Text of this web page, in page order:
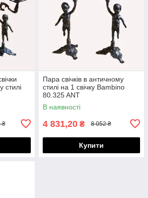
стилі
₴
Пара свічків в античному
стилі на 1 свічку Bambino
80.325 ANT
В наявності
4 831,20 ₴ 8 052 ₴
Купити